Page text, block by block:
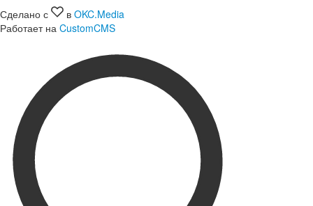
Сделано с
в OKC.Media
Работает на CustomCMS